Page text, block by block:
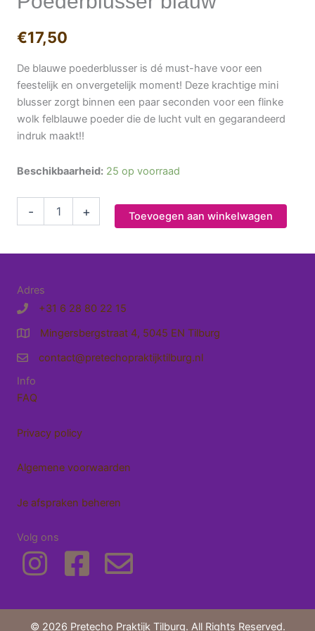
€17,50
De blauwe poederblusser is dé must-have voor een
feestelijk en onvergetelijk moment! Deze krachtige mini
blusser zorgt binnen een paar seconden voor een flinke
wolk felblauwe poeder die de lucht vult en gegarandeerd
indruk maakt!!
Beschikbaarheid: 25 op voorraad
- + Toevoegen aan winkelwagen
Adres
+31 6 28 80 22 15
Route naar Pretecho Praktijk Tilburg
Mingersbergstraat 4, 5045 EN Tilburg
e-mailadres
contact@pretechopraktijktilburg.nl
Info
FAQ
Privacy policy
Algemene voorwaarden
Je afspraken beheren
Volg ons
© 2026 Pretecho Praktijk Tilburg. All Rights Reserved.